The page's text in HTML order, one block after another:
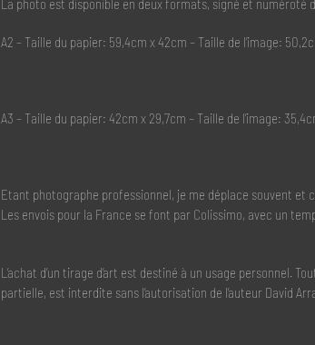
La photo est disponible en deux formats, signé et numéroté
A2 – Taille du papier: 59,4cm x 42cm – Taille de l’image:
A3 – Taille du papier: 42cm x 29,7cm – Taille de l’image:
Etant photographe professionnel, je me déplace souvent et
Les envois pour la France se font par Colissimo, avec un
L’achat d’un tirage d’art est destiné à un usage
partielle, est interdite sans l’autorisation de l’auteur David